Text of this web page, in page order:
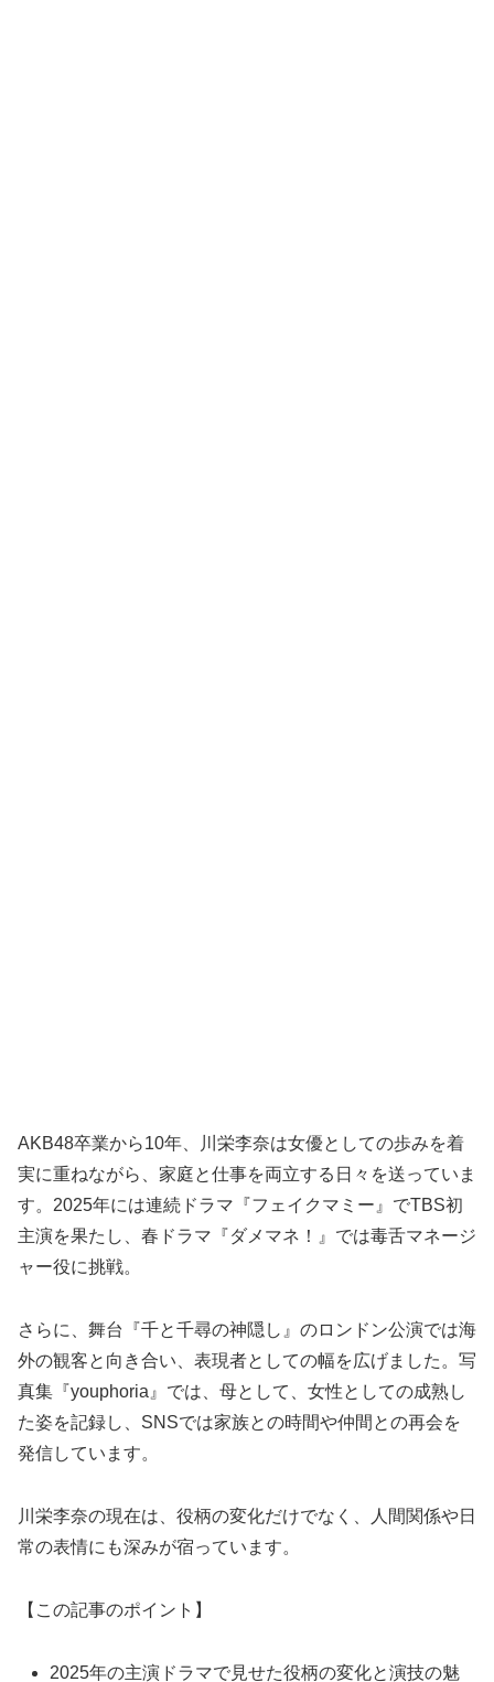
AKB48卒業から10年、川栄李奈は女優としての歩みを着
実に重ねながら、家庭と仕事を両立する日々を送っていま
す。2025年には連続ドラマ『フェイクマミー』でTBS初
主演を果たし、春ドラマ『ダメマネ！』では毒舌マネージ
ャー役に挑戦。
さらに、舞台『千と千尋の神隠し』のロンドン公演では海
外の観客と向き合い、表現者としての幅を広げました。写
真集『youphoria』では、母として、女性としての成熟し
た姿を記録し、SNSでは家族との時間や仲間との再会を
発信しています。
川栄李奈の現在は、役柄の変化だけでなく、人間関係や日
常の表情にも深みが宿っています。
【この記事のポイント】
2025年の主演ドラマで見せた役柄の変化と演技の魅